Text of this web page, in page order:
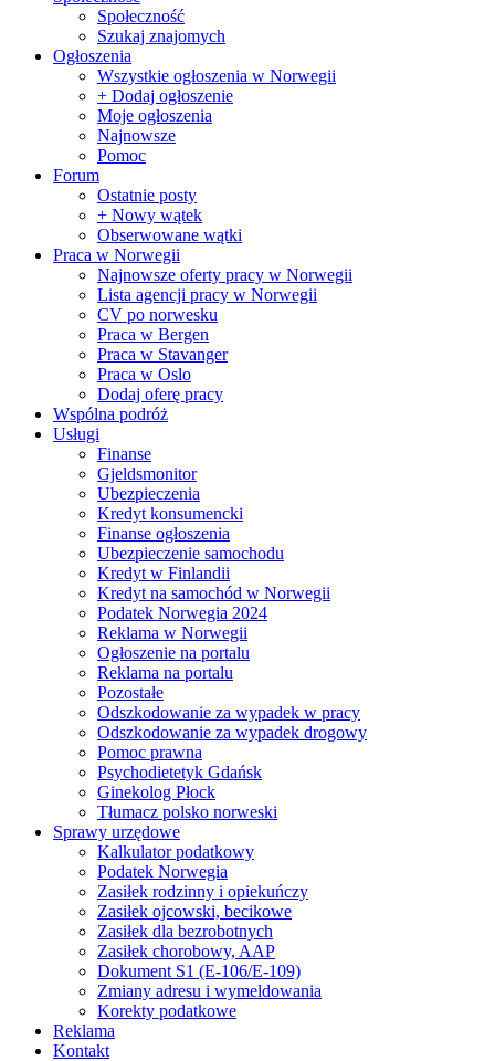
Społeczność
Szukaj znajomych
Ogłoszenia
Wszystkie ogłoszenia w Norwegii
+ Dodaj ogłoszenie
Moje ogłoszenia
Najnowsze
Pomoc
Forum
Ostatnie posty
+ Nowy wątek
Obserwowane wątki
Praca w Norwegii
Najnowsze oferty pracy w Norwegii
Lista agencji pracy w Norwegii
CV po norwesku
Praca w Bergen
Praca w Stavanger
Praca w Oslo
Dodaj oferę pracy
Wspólna podróż
Usługi
Finanse
Gjeldsmonitor
Ubezpieczenia
Kredyt konsumencki
Finanse ogłoszenia
Ubezpieczenie samochodu
Kredyt w Finlandii
Kredyt na samochód w Norwegii
Podatek Norwegia 2024
Reklama w Norwegii
Ogłoszenie na portalu
Reklama na portalu
Pozostałe
Odszkodowanie za wypadek w pracy
Odszkodowanie za wypadek drogowy
Pomoc prawna
Psychodietetyk Gdańsk
Ginekolog Płock
Tłumacz polsko norweski
Sprawy urzędowe
Kalkulator podatkowy
Podatek Norwegia
Zasiłek rodzinny i opiekuńczy
Zasiłek ojcowski, becikowe
Zasiłek dla bezrobotnych
Zasiłek chorobowy, AAP
Dokument S1 (E-106/E-109)
Zmiany adresu i wymeldowania
Korekty podatkowe
Reklama
Kontakt